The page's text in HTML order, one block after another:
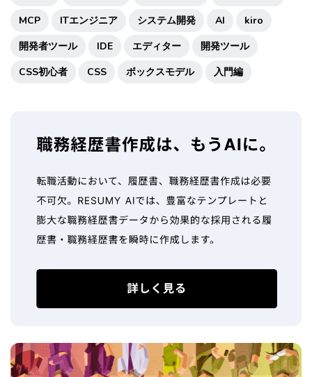
MCP
ITエンジニア システム開発 AI
kiro
開発者ツール
IDE エディター
開発ツール
CSS初心者
CSS ボックスモデル 入門編